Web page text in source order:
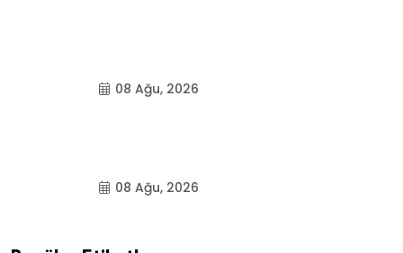
08 Ağu, 2026
08 Ağu, 2026